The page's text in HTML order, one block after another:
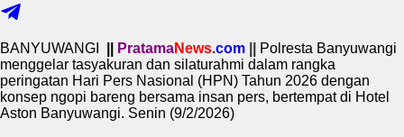
BANYUWANGI PratamaNews.com
Polresta Banyuwangi
menggelar tasyakuran dan silaturahmi dalam rangka
peringatan Hari Pers Nasional (HPN) Tahun 2026 dengan
konsep ngopi bareng bersama insan pers, bertempat di Hotel
Aston Banyuwangi. Senin (9/2/2026)